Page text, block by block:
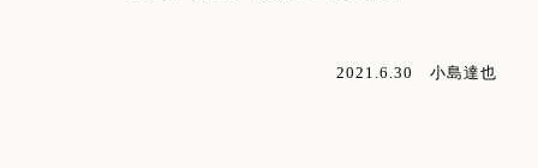
2021.6.30 小島達也